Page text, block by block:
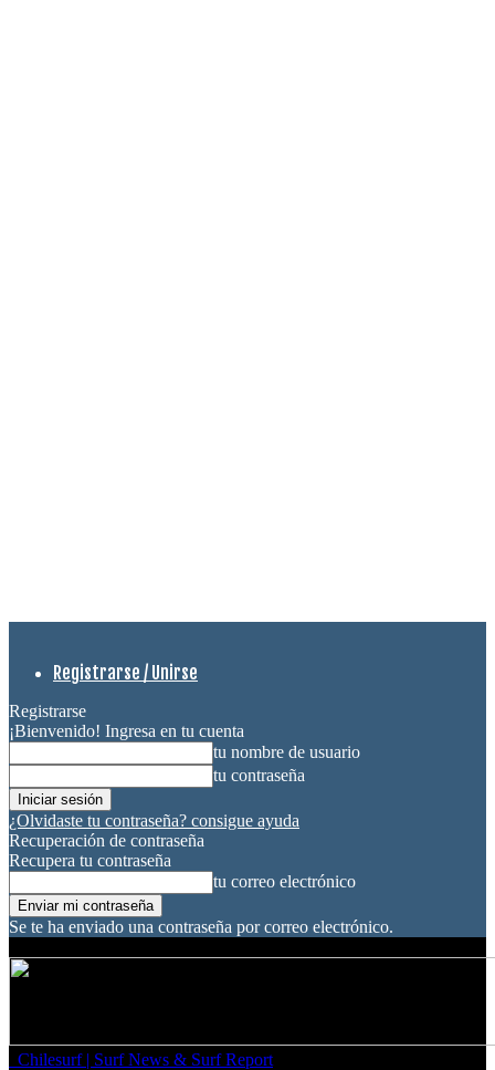
Registrarse / Unirse
Registrarse
¡Bienvenido! Ingresa en tu cuenta
tu nombre de usuario
tu contraseña
¿Olvidaste tu contraseña? consigue ayuda
Recuperación de contraseña
Recupera tu contraseña
tu correo electrónico
Se te ha enviado una contraseña por correo electrónico.
Chilesurf | Surf News & Surf Report